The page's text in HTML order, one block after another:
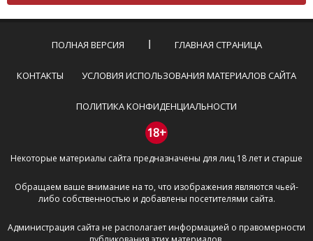
Комментарий не может быть слишком
короткой — избегайте односложных и чисто
эмоциональных высказываний.
Не стоит отклоняться от предмета обсуждения.
Пожалуйста, не используйте в комментарие
призывы к насилию и высказывания,
направленные на разжигание расовой,
межнациональной и религиозной розни —
пожалейте наших модераторов, они кстати
очень славные ребята, поверьте.
буквами.
Не копируйте рецензии с других сайтов, нам
важно именно ваше мнение.
ПОЛНАЯ ВЕРСИЯ ГЛАВНАЯ СТРАНИЦА
КОНТАКТЫ УСЛОВИЯ ИСПОЛЬЗОВАНИЯ МАТЕРИАЛОВ САЙТА
ПОЛИТИКА КОНФИДЕНЦИАЛЬНОСТИ
18+
Некоторые материалы сайта предназначены для лиц 18 лет и старше
Обращаем ваше внимание на то, что изображения являются чьей-
либо собственностью и добавлены посетителями сайта.
Администрация сайта не располагает информацией о правомерности